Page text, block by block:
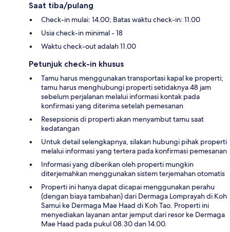
Saat tiba/pulang
Check-in mulai: 14.00; Batas waktu check-in: 11.00
Usia check-in minimal - 18
Waktu check-out adalah 11.00
Petunjuk check-in khusus
Tamu harus menggunakan transportasi kapal ke properti;
tamu harus menghubungi properti setidaknya 48 jam
sebelum perjalanan melalui informasi kontak pada
konfirmasi yang diterima setelah pemesanan
Resepsionis di properti akan menyambut tamu saat
kedatangan
Untuk detail selengkapnya, silakan hubungi pihak properti
melalui informasi yang tertera pada konfirmasi pemesanan
Informasi yang diberikan oleh properti mungkin
diterjemahkan menggunakan sistem terjemahan otomatis
Properti ini hanya dapat dicapai menggunakan perahu
(dengan biaya tambahan) dari Dermaga Lomprayah di Koh
Samui ke Dermaga Mae Haad di Koh Tao. Properti ini
menyediakan layanan antar jemput dari resor ke Dermaga
Mae Haad pada pukul 08.30 dan 14.00.